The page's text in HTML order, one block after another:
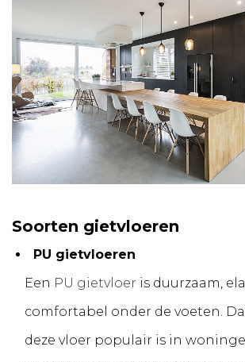
Soorten gietvloeren
PU gietvloeren
Een PU gietvloer is duurzaam,
comfortabel onder de voeten.
deze vloer populair is in